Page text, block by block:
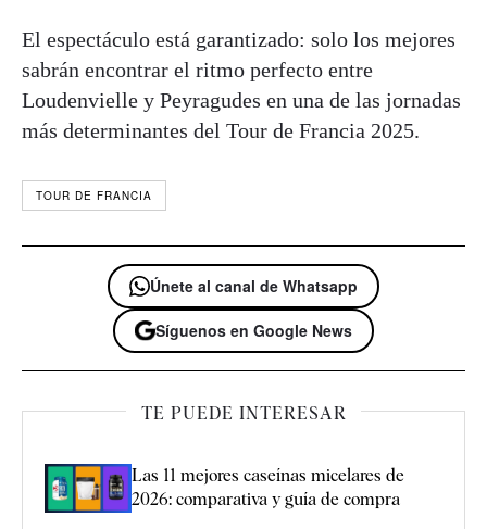
El espectáculo está garantizado: solo los mejores
sabrán encontrar el ritmo perfecto entre
Loudenvielle y Peyragudes en una de las jornadas
más determinantes del Tour de Francia 2025.
TOUR DE FRANCIA
Únete al canal de Whatsapp
Síguenos en Google News
TE PUEDE INTERESAR
Las 11 mejores caseínas micelares de
2026: comparativa y guía de compra